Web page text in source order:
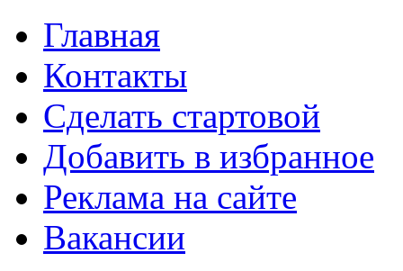
Главная
Контакты
Сделать стартовой
Добавить в избранное
Реклама на сайте
Вакансии